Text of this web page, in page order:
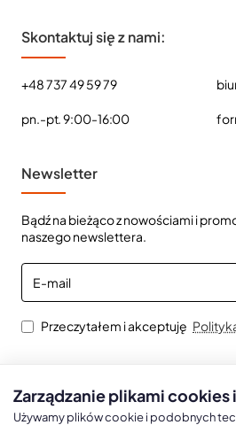
Skontaktuj się z nami:
+48 737 49 59 79
pn.-pt. 9:00-16:00
Newsletter
Bądź na bieżąco z nowościami i
naszego newslettera.
E-
mail
Przeczytałem i akceptuję
Kalendarze książkowe
Zarządzanie plikami cookies
Używamy plików cookie i podobnych